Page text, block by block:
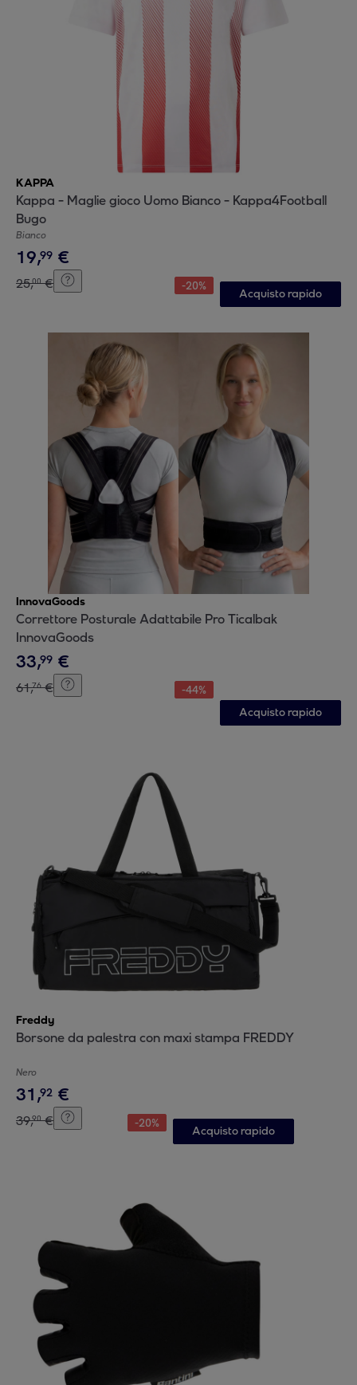
KAPPA
Kappa - Maglie gioco Uomo Bianco - Kappa4Football
Bugo
Bianco
19,99 €
25,00 € -20%
Acquisto rapido
InnovaGoods
Correttore Posturale Adattabile Pro Ticalbak
InnovaGoods
33,99 €
61,76 € -44%
Acquisto rapido
Freddy
Borsone da palestra con maxi stampa FREDDY
Nero
31,92 €
39,90 € -20%
Acquisto rapido